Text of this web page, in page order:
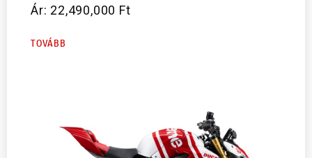
Ár: 22,490,000 Ft
TOVÁBB